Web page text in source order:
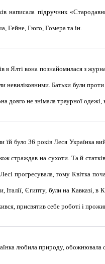
написала підручник
Гейне, Гюго, Гомера та ін.
в Ялті вона познайомилася з
невиліковними. Батьки були
довго не знімала траурної
їй було 36 років Леся Українка
страждав на сухоти. Та й
прогресувала, тому Квітка
Італії, Єгипту, були на Кавказі,
присвятив себе роботі і
любила природу, обожнювала